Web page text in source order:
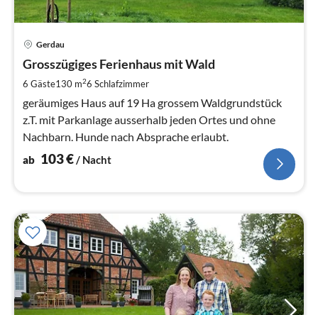
Gerdau
Grosszügiges Ferienhaus mit Wald
6 Gäste130 m26 Schlafzimmer
geräumiges Haus auf 19 Ha grossem Waldgrundstück
z.T. mit Parkanlage ausserhalb jeden Ortes und ohne
Nachbarn. Hunde nach Absprache erlaubt.
ab 103€/ Nacht